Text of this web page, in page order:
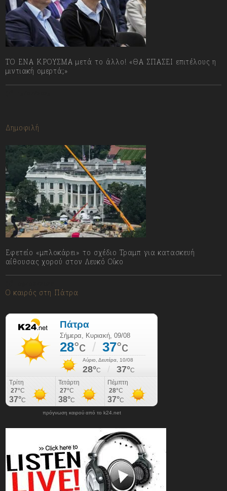
ΤΟ ΕΝΑ ΚΡΟΥΣΜΑ μετά το άλλο! «ΘΑ ΣΠΑΣΕΙ επιτέλους η
μιντιακή ομερτά;»
Δημοφιλή
Εφετείο «μπλοκάρει» το σχέδιο Τραμπ για κατασκευή
αίθουσας χορού στον Λευκό Οίκο
Ο καιρός στη Πάτρα
πρόγνωση καιρού από το k24.net